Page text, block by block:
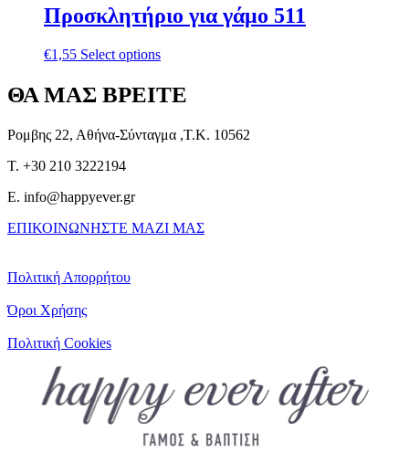
Προσκλητήριο για γάμο 511
€1,55 Select options
ΘΑ ΜΑΣ ΒΡΕΙΤΕ
Ρομβης 22, Αθήνα-Σύνταγμα ,Τ.Κ. 10562
T. +30 210 3222194
E. info@happyever.gr
ΕΠΙΚΟΙΝΩΝΗΣΤΕ ΜΑΖΙ ΜΑΣ
Πολιτική Απορρήτου
Όροι Χρήσης
Πολιτική Cookies